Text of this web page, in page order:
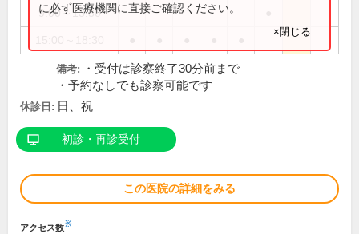
9:00～13:30
に必ず医療機関に直接ご確認ください。
×閉じる
備考:
・受付は診察終了30分前まで
・予約なしでも診察可能です
休診日: 日、祝
初診・再診受付
この医院の詳細をみる
アクセス数※